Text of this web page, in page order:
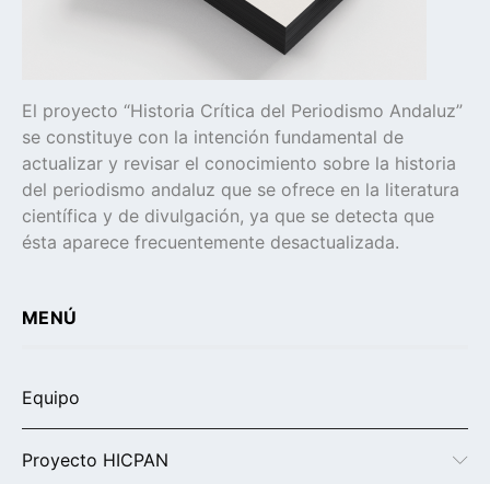
El proyecto “Historia Crítica del Periodismo Andaluz”
se constituye con la intención fundamental de
actualizar y revisar el conocimiento sobre la historia
del periodismo andaluz que se ofrece en la literatura
científica y de divulgación, ya que se detecta que
ésta aparece frecuentemente desactualizada.
MENÚ
Equipo
Proyecto HICPAN